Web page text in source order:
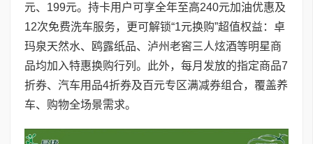
元、199元。持卡用户可享全年至高240元加油优惠及
12次免费洗车服务，更可解锁“1元换购”超值权益：卓
玛泉天然水、鸥露纸品、泸州老窖三人炫酒等明星商
品均加入特惠换购行列。此外，每月发放的指定商品7
折券、汽车用品4折券及百元专区满减券组合，覆盖养
车、购物全场景需求。